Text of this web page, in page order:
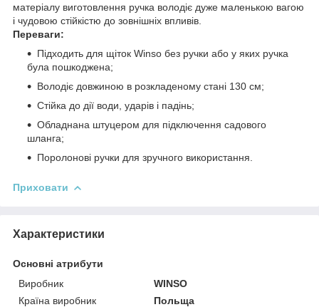
матеріалу виготовлення ручка володіє дуже маленькою вагою
і чудовою стійкістю до зовнішніх впливів.
Переваги:
Підходить для щіток Winso без ручки або у яких ручка
була пошкоджена;
Володіє довжиною в розкладеному стані 130 см;
Стійка до дії води, ударів і падінь;
Обладнана штуцером для підключення садового
шланга;
Поролонові ручки для зручного використання.
Приховати
Характеристики
Основні атрибути
Виробник
WINSO
Країна виробник
Польща